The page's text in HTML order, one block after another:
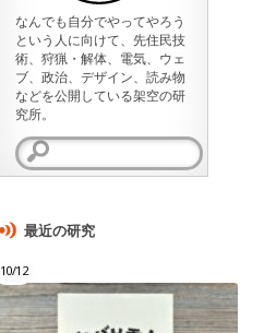
なんでも自分でやってやろう
という人に向けて、先住民技
術、狩猟・解体、電気、ウェ
ブ、政治、デザイン、読み物
などを公開している架空の研
究所。
検
索:
最近の研究
10/12